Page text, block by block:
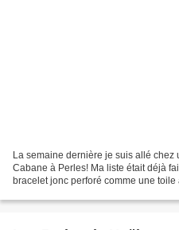
La semaine dernière je suis allé chez
Cabane à Perles! Ma liste était déjà
bracelet jonc perforé comme une